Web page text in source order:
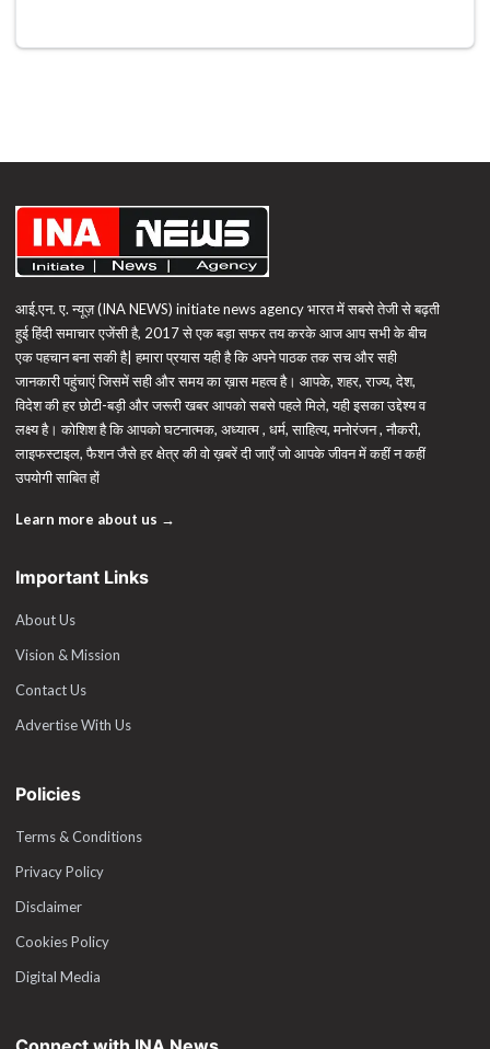
आई.एन. ए. न्यूज़ (INA NEWS) initiate news agency भारत में सबसे तेजी से बढ़ती
हुई हिंदी समाचार एजेंसी है, 2017 से एक बड़ा सफर तय करके आज आप सभी के बीच
एक पहचान बना सकी है| हमारा प्रयास यही है कि अपने पाठक तक सच और सही
जानकारी पहुंचाएं जिसमें सही और समय का ख़ास महत्व है। आपके, शहर, राज्य, देश,
विदेश की हर छोटी-बड़ी और जरूरी खबर आपको सबसे पहले मिले, यही इसका उद्देश्य व
लक्ष्य है। कोशिश है कि आपको घटनात्मक, अध्यात्म , धर्म, साहित्य, मनोरंजन , नौकरी,
लाइफस्टाइल, फैशन जैसे हर क्षेत्र की वो ख़बरें दी जाएँ जो आपके जीवन में कहीं न कहीं
उपयोगी साबित हों
Learn more about us →
Important Links
About Us
Vision & Mission
Contact Us
Advertise With Us
Policies
Terms & Conditions
Privacy Policy
Disclaimer
Cookies Policy
Digital Media